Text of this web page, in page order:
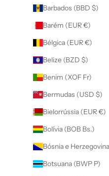
Barbados (BBD $)
Barém (EUR €)
Bélgica (EUR €)
Belize (BZD $)
Benim (XOF Fr)
Bermudas (USD $)
Bielorrússia (EUR €)
Bolívia (BOB Bs.)
Botsuana (BWP P)